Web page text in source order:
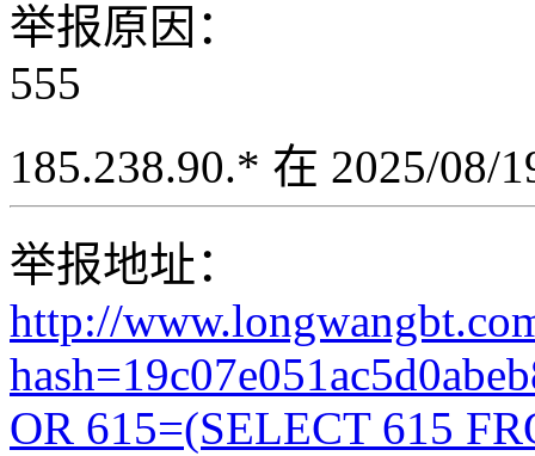
举报原因：
555
185.238.90.* 在 2025/08/
举报地址：
http://
OR 615=(SELECT 615